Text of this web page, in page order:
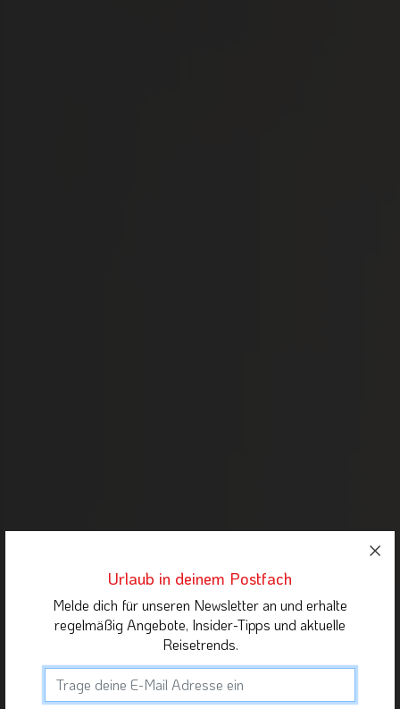
Urlaub in deinem Postfach
Melde dich für unseren Newsletter an und erhalte
regelmäßig Angebote, Insider-Tipps und aktuelle
Reisetrends.